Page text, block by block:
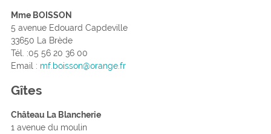
Mme BOISSON
5 avenue Edouard Capdeville
33650 La Brède
Tél. :05 56 20 36 00
Email : mf.boisson@orange.fr
Gîtes
Château La Blancherie
1 avenue du moulin